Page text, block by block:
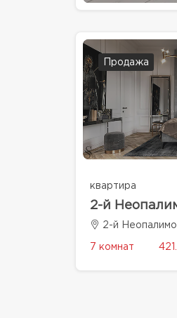
Продажа
квартира
2-й
2-й
7 комнат